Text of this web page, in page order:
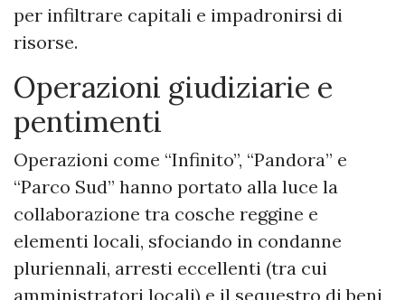
per infiltrare capitali e impadronirsi di
risorse.
Operazioni giudiziarie e
pentimenti
Operazioni come “Infinito”, “Pandora” e
“Parco Sud” hanno portato alla luce la
collaborazione tra cosche reggine e
elementi locali, sfociando in condanne
pluriennali, arresti eccellenti (tra cui
amministratori locali) e il sequestro di beni